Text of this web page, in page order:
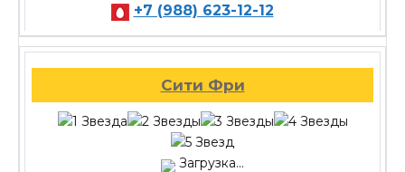
+7 (988) 623-12-12
Сити Фри
Загрузка...